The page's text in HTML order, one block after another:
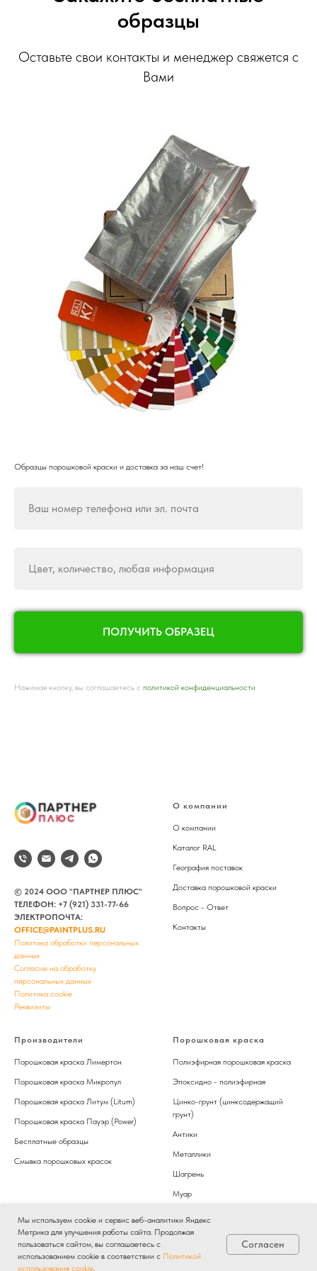
образцы
Оставьте свои контакты и менеджер свяжется с
Вами
Образцы порошковой краски и доставка за наш счет!
Ваш номер телефона или эл. почта
Цвет, количество, любая информация
ПОЛУЧИТЬ ОБРАЗЕЦ
Нажимая кнопку, вы соглашаетесь с политикой конфиденциальности
Мы используем cookie и сервис веб-аналитики Яндекс
Метрика для улучшения работы сайта. Продолжая
пользоваться сайтом, вы соглашаетесь с
использованием cookie в соответствии с Политикой
использования cookie.
Согласен
© 2024 ООО "ПАРТНЕР ПЛЮС"
ТЕЛЕФОН: +7 (921) 331-77-66
ЭЛЕКТРОПОЧТА:
OFFICE@PAINTPLUS.RU
Политика обработки персональных
данных
Согласие на обработку
персональных данных
Политика cookie
Реквизиты
О компании
О компании
Каталог RAL
География поставок
Доставка порошковой краски
Вопрос - Ответ
Контакты
Производители
Порошковая краска Лимертон
Порошковая краска Микропул
Порошковая краска Литум (Litum)
Порошковая краска Пауэр (Power)
Бесплатные образцы
Смывка порошковых красок
Порошковая краска
Полиэфирная порошковая краска
Эпоксидно - полиэфирная
Цинко-грунт (цинксодержащий
грунт)
Антики
Металлики
Шагрень
Муар